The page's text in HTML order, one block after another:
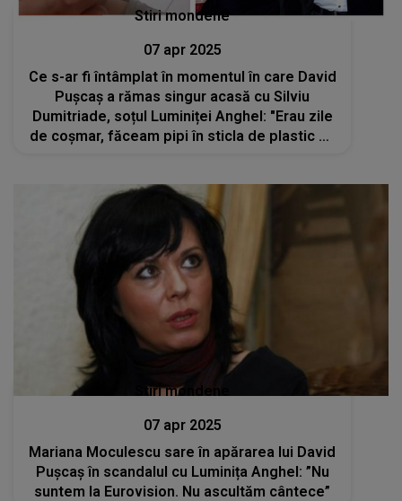
Stiri mondene
07 apr 2025
Ce s-ar fi întâmplat în momentul în care David
Pușcaș a rămas singur acasă cu Silviu
Dumitriade, soțul Luminiței Anghel: "Erau zile
de coșmar, făceam pipi în sticla de plastic să
Stiri mondene
07 apr 2025
Mariana Moculescu sare în apărarea lui David
Pușcaș în scandalul cu Luminița Anghel: ”Nu
suntem la Eurovision. Nu ascultăm cântece”